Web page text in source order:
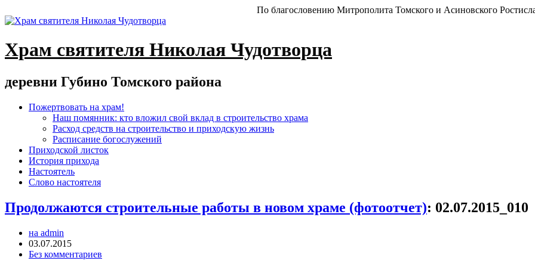
По благословению Митрополита Томского и Асиновского
Храм святителя Николая Чудотворца
деревни Губино Томского района
Пожертвовать на храм!
Наш помянник: кто вложил свой вклад в строительство храма
Расход средств на строительство и приходскую жизнь
Расписание богослужений
Приходской листок
История прихода
Настоятель
Слово настоятеля
Продолжаются строительные работы в новом храме (фотоотчет): 02.07.2015_010
на admin
03.07.2015
Без комментариев